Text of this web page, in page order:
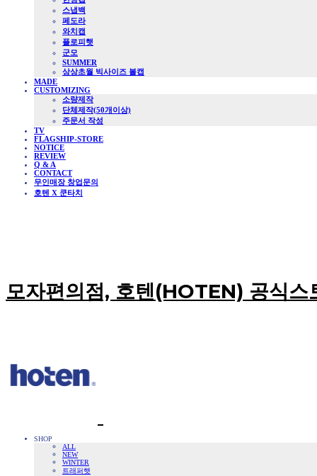
스냅백
페도라
와치캡
플로피햇
군모
SUMMER
상상초월 빅사이즈 볼캡
MADE
CUSTOMIZING
소량제작
단체제작(50개이상)
주문서 작성
TV
FLAGSHIP-STORE
NOTICE
REVIEW
Q & A
CONTACT
무인매장 창업문의
호텐 X 쿤타치
모자편의점, 호텐(HOTEN) 공식스
SHOP
ALL
NEW
WINTER
트래퍼햇